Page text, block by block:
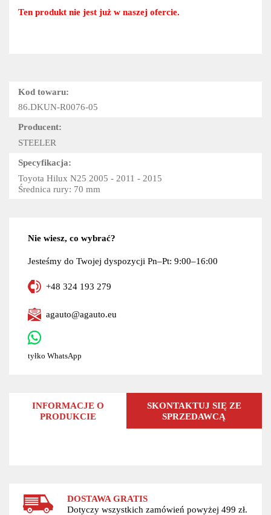
Kod towaru:
86.DKUN-R0076-05
Producent:
STEELER
Specyfikacja:
Toyota Hilux N25 2005 - 2011 - 2015
Średnica rury: 70 mm
Ten produkt nie jest już w naszej ofercie.
Nie wiesz, co wybrać?
Jesteśmy do Twojej dyspozycji Pn–Pt: 9:00–16:00
+48 324 193 279
agauto@agauto.eu
tyłko WhatsApp
INFORMACJE O
PRODUKCIE
SKONTAKTUJ SIĘ ZE
SPRZEDAWCĄ
DOSTAWA GRATIS
Dotyczy wszystkich zamówień powyżej 499 zł.